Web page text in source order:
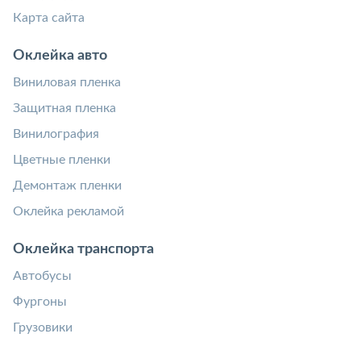
Карта сайта
Оклейка авто
Виниловая пленка
Защитная пленка
Винилография
Цветные пленки
Демонтаж пленки
Оклейка рекламой
Оклейка транспорта
Автобусы
Фургоны
Грузовики